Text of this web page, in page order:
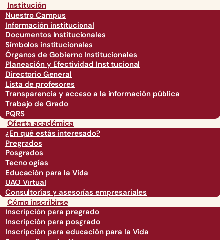
Institución
Nuestro Campus
Información institucional
Documentos Institucionales
Símbolos institucionales
Órganos de Gobierno Institucionales
Planeación y Efectividad Institucional
Directorio General
Lista de profesores
Transparencia y acceso a la información pública
Trabajo de Grado
PQRS
Oferta académica
¿En qué estás interesado?
Pregrados
Posgrados
Tecnologías
Educación para la Vida
UAO Virtual
Consultorías y asesorías empresariales
Cómo inscribirse
Inscripción para pregrado
Inscripción para posgrado
Inscripción para educación para la Vida